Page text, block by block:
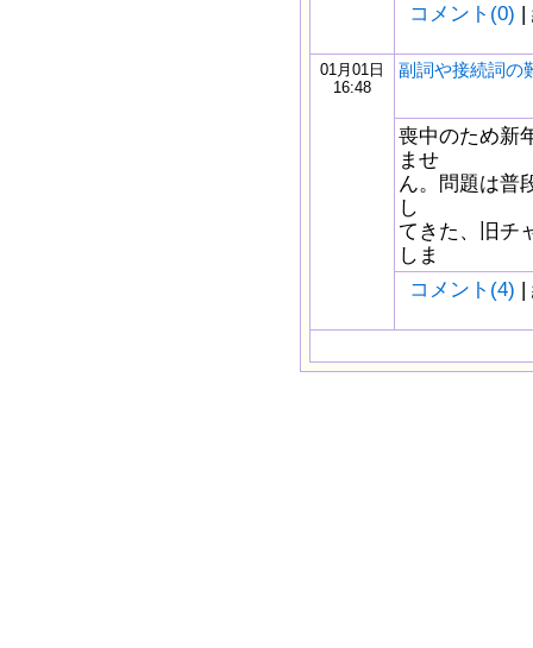
コメント(0) |
01月01日
16:48
副詞や接続詞の
喪中のため新
ませ
ん。問題は普
し
てきた、旧チ
しま
コメント(4) |